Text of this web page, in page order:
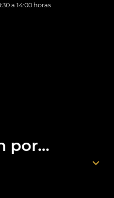
a 14:00 horas
por...